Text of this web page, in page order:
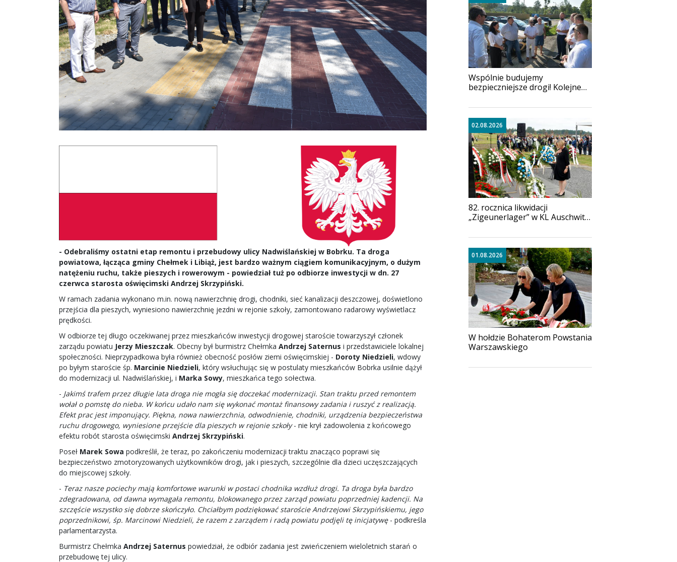
- Odebraliśmy ostatni etap remontu i przebudowy ulicy Nadwiślańskiej w Bobrku. Ta droga
powiatowa, łącząca gminy Chełmek i Libiąż, jest bardzo ważnym ciągiem komunikacyjnym, o dużym
natężeniu ruchu, także pieszych i rowerowym - powiedział tuż po odbiorze inwestycji w dn. 27
czerwca starosta oświęcimski Andrzej Skrzypiński.
W ramach zadania wykonano m.in. nową nawierzchnię drogi, chodniki, sieć kanalizacji deszczowej, doświetlono
przejścia dla pieszych, wyniesiono nawierzchnię jezdni w rejonie szkoły, zamontowano radarowy wyświetlacz
prędkości.
W odbiorze tej długo oczekiwanej przez mieszkańców inwestycji drogowej staroście towarzyszył członek
zarządu powiatu Jerzy Mieszczak. Obecny był burmistrz Chełmka Andrzej Saternus i przedstawiciele lokalnej
społeczności. Nieprzypadkowa była również obecność posłów ziemi oświęcimskiej - Doroty Niedzieli, wdowy
po byłym staroście śp. Marcinie Niedzieli, który wsłuchując się w postulaty mieszkańców Bobrka usilnie dążył
do modernizacji ul. Nadwiślańskiej, i Marka Sowy, mieszkańca tego sołectwa.
- Jakimś trafem przez długie lata droga nie mogła się doczekać modernizacji. Stan traktu przed remontem
wołał o pomstę do nieba. W końcu udało nam się wykonać montaż finansowy zadania i ruszyć z realizacją.
Efekt prac jest imponujący. Piękna, nowa nawierzchnia, odwodnienie, chodniki, urządzenia bezpieczeństwa
ruchu drogowego, wyniesione przejście dla pieszych w rejonie szkoły- nie krył zadowolenia z końcowego
efektu robót starosta oświęcimski Andrzej Skrzypiński.
Poseł Marek Sowa podkreślił, że teraz, po zakończeniu modernizacji traktu znacząco poprawi się
bezpieczeństwo zmotoryzowanych użytkowników drogi, jak i pieszych, szczególnie dla dzieci uczęszczających
do miejscowej szkoły.
- Teraz nasze pociechy mają komfortowe warunki w postaci chodnika wzdłuż drogi. Ta droga była bardzo
zdegradowana, od dawna wymagała remontu, blokowanego przez zarząd powiatu poprzedniej kadencji. Na
szczęście wszystko się dobrze skończyło. Chciałbym podziękować staroście Andrzejowi Skrzypińskiemu, jego
poprzednikowi, śp. Marcinowi Niedzieli, że razem z zarządem i radą powiatu podjęli tę inicjatywę- podkreśla
parlamentarzysta.
Burmistrz Chełmka Andrzej Saternus powiedział, że odbiór zadania jest zwieńczeniem wieloletnich starań o
przebudowę tej ulicy.
Wspólnie budujemy
bezpieczniejsze drogi! Kolejne
sukcesem
02.08.2026
82. rocznica likwidacji
„Zigeunerlager” w KL Auschwitz-
01.08.2026
W hołdzie Bohaterom Powstania
Warszawskiego